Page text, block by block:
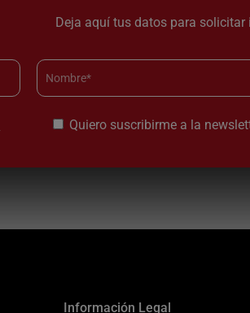
Deja aquí tus datos para
Quiero suscribirme a la
Información Legal